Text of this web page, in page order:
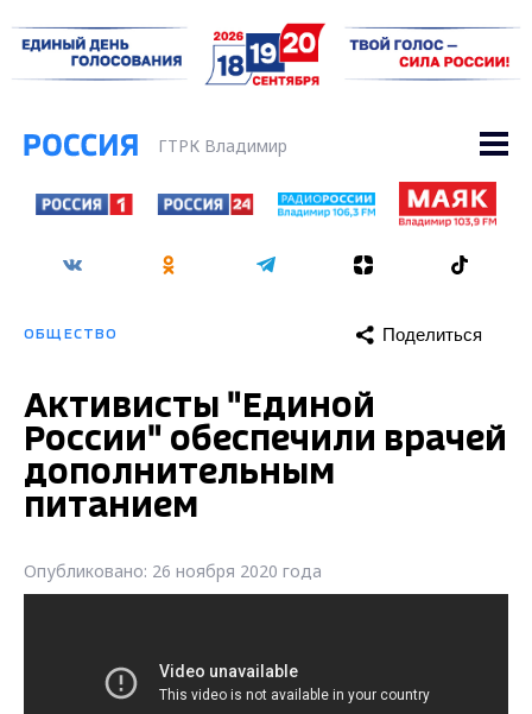
ГТРК Владимир
ОБЩЕСТВО Поделиться
Активисты "Единой
России" обеспечили врачей
дополнительным
питанием
Опубликовано: 26 ноября 2020 года